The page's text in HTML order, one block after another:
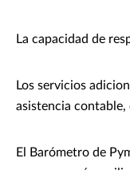
La capacidad de
Los servicios
asistencia
El Barómetro de